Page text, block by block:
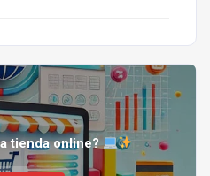
tienda online?